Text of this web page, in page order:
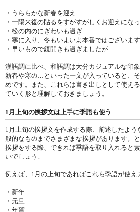
・うららかな新春を迎え…
・一陽来復の貼るをすがすがしくお迎えにな
・松の内のにぎわいも過ぎ…
・寒に入り、冬もいよいよ本番ではございま
・早いもので鏡開きも過ぎましたが…
漢語調に比べ、和語調は大分カジュアルな印
新春や寒の…といった一文が入っていると、
めです。また、これらは書き出しとして使え
ていく形と理解しておきましょう。
1月上旬の挨拶文は上手に季語も使う
1月上旬の挨拶文を作成する際、前述したよ
般的なものまでさまざまな挨拶があります。
挨拶をする際、できれば季語を取り入れると
いでしょう。
例えば、1月の上旬であればこれら季語が使え
・新年
・元旦
・年賀